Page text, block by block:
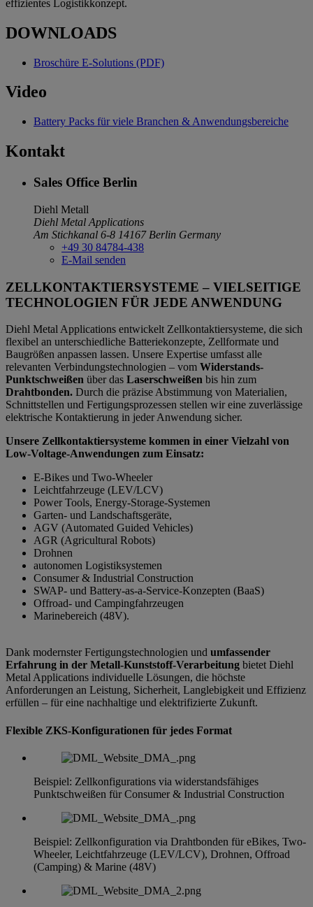
effizientes Logistikkonzept.
DOWNLOADS
Broschüre E-Solutions (PDF)
Video
Battery Packs für viele Branchen & Anwendungsbereiche
Kontakt
Sales Office Berlin
Diehl Metall
Diehl Metal Applications
Am Stichkanal 6-8 14167 Berlin Germany
+49 30 84784-438
E-Mail senden
ZELLKONTAKTIERSYSTEME – VIELSEITIGE
TECHNOLOGIEN FÜR JEDE ANWENDUNG
Diehl Metal Applications entwickelt Zellkontaktiersysteme, die sich
flexibel an unterschiedliche Batteriekonzepte, Zellformate und
Baugrößen anpassen lassen. Unsere Expertise umfasst alle
relevanten Verbindungstechnologien – vom Widerstands-
Punktschweißen über das Laserschweißen bis hin zum
Drahtbonden. Durch die präzise Abstimmung von Materialien,
Schnittstellen und Fertigungsprozessen stellen wir eine zuverlässige
elektrische Kontaktierung in jeder Anwendung sicher.
Unsere Zellkontaktiersysteme kommen in einer Vielzahl von
Low-Voltage-Anwendungen zum Einsatz:
E-Bikes und Two-Wheeler
Leichtfahrzeuge (LEV/LCV)
Power Tools, Energy-Storage-Systemen
Garten- und Landschaftsgeräte,
AGV (Automated Guided Vehicles)
AGR (Agricultural Robots)
Drohnen
autonomen Logistiksystemen
Consumer & Industrial Construction
SWAP- und Battery-as-a-Service-Konzepten (BaaS)
Offroad- und Campingfahrzeugen
Marinebereich (48V).
Dank modernster Fertigungstechnologien und umfassender
Erfahrung in der Metall-Kunststoff-Verarbeitung bietet Diehl
Metal Applications individuelle Lösungen, die höchste
Anforderungen an Leistung, Sicherheit, Langlebigkeit und Effizienz
erfüllen – für eine nachhaltige und elektrifizierte Zukunft.
Flexible ZKS-Konfigurationen für jedes Format
Beispiel: Zellkonfigurations via widerstandsfähiges
Punktschweißen für Consumer & Industrial Construction
Beispiel: Zellkonfiguration via Drahtbonden für eBikes, Two-
Wheeler, Leichtfahrzeuge (LEV/LCV), Drohnen, Offroad
(Camping) & Marine (48V)